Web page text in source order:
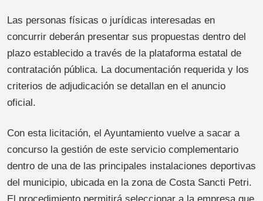
Las personas físicas o jurídicas interesadas en
concurrir deberán presentar sus propuestas dentro del
plazo establecido a través de la plataforma estatal de
contratación pública. La documentación requerida y los
criterios de adjudicación se detallan en el anuncio
oficial.
Con esta licitación, el Ayuntamiento vuelve a sacar a
concurso la gestión de este servicio complementario
dentro de una de las principales instalaciones deportivas
del municipio, ubicada en la zona de Costa Sancti Petri.
El procedimiento permitirá seleccionar a la empresa que